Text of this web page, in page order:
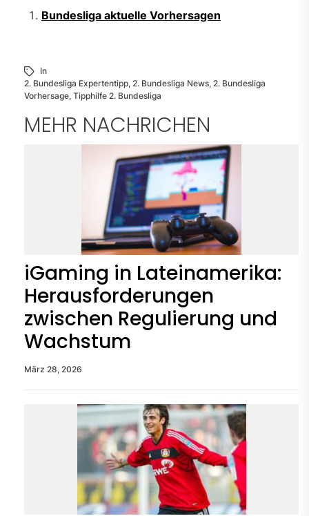
Bundesliga aktuelle Vorhersagen
In
2. Bundesliga Expertentipp, 2. Bundesliga News, 2. Bundesliga
Vorhersage, Tipphilfe 2. Bundesliga
MEHR NACHRICHEN
iGaming in Lateinamerika:
Herausforderungen
zwischen Regulierung und
Wachstum
März 28, 2026